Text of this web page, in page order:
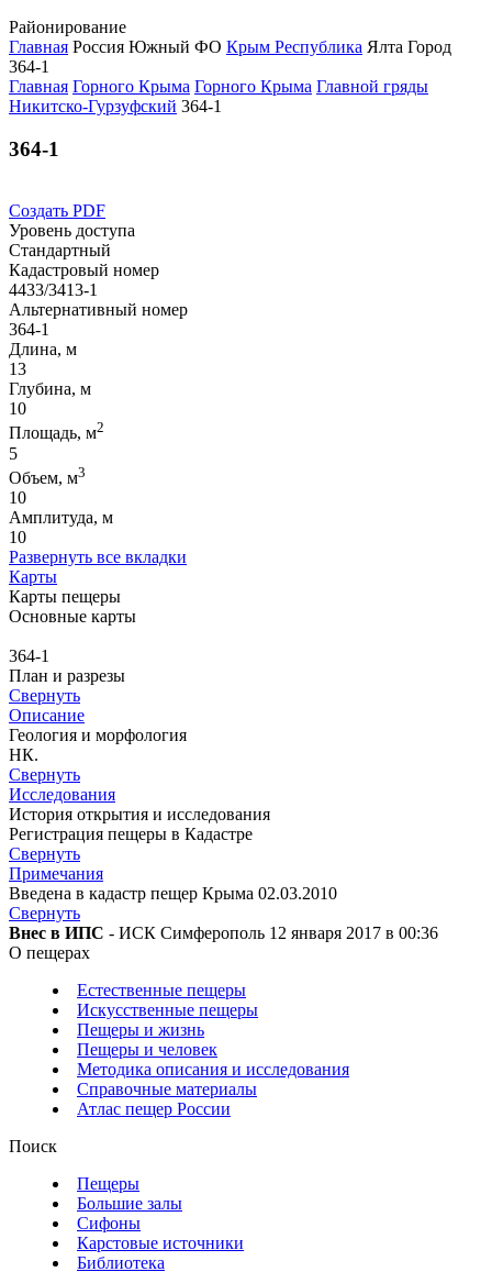
Районирование
Главная Россия Южный ФО Крым Республика Ялта Город
364-1
Главная Горного Крыма Горного Крыма Главной гряды
Никитско-Гурзуфский 364-1
364-1
Создать PDF
Уровень доступа
Стандартный
Кадастровый номер
4433/3413-1
Альтернативный номер
364-1
Длина, м
13
Глубина, м
10
Площадь, м2
5
Объем, м3
10
Амплитуда, м
10
Развернуть все вкладки
Карты
Карты пещеры
Основные карты
364-1
План и разрезы
Свернуть
Описание
Геология и морфология
НК.
Свернуть
Исследования
История открытия и исследования
Регистрация пещеры в Кадастре
Свернуть
Примечания
Введена в кадастр пещер Крыма 02.03.2010
Свернуть
Внес в ИПС - ИСК Симферополь 12 января 2017 в 00:36
О пещерах
Естественные пещеры
Искусственные пещеры
Пещеры и жизнь
Пещеры и человек
Методика описания и исследования
Справочные материалы
Атлас пещер России
Поиск
Пещеры
Большие залы
Сифоны
Карстовые источники
Библиотека